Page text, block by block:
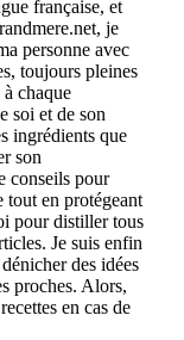
française, et
je
personne avec
toujours pleines
à chaque
soi et de son
ingrédients que
son
conseils pour
tout en protégeant
pour distiller tous
Je suis enfin
des idées
proches. Alors,
en cas de